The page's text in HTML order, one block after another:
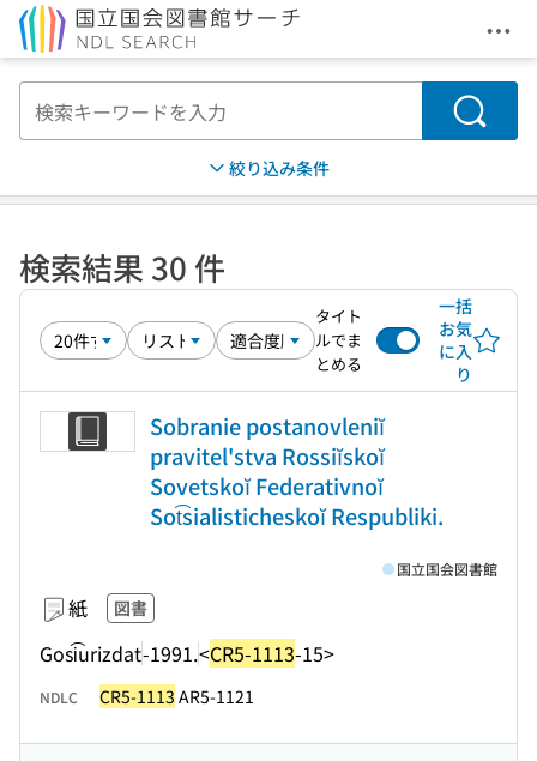
メ
検索
絞り込み条件
検索結果 30 件
タイト
ルでま
とめる
一括
お気
に入
り
Sobranie postanovleniĭ
pravitel'stva Rossiĭskoĭ
Sovetskoĭ Federativnoĭ
Sot͡sialisticheskoĭ Respubliki.
紙 図書
Gosi͡urizdat-1991.<CR5-1113-15>
国立国会図書館
NDLC CR5-1113 AR5-1121